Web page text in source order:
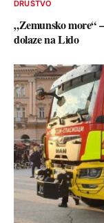
DRUŠTVO
„Zemunsko more“
dolaze na Lido